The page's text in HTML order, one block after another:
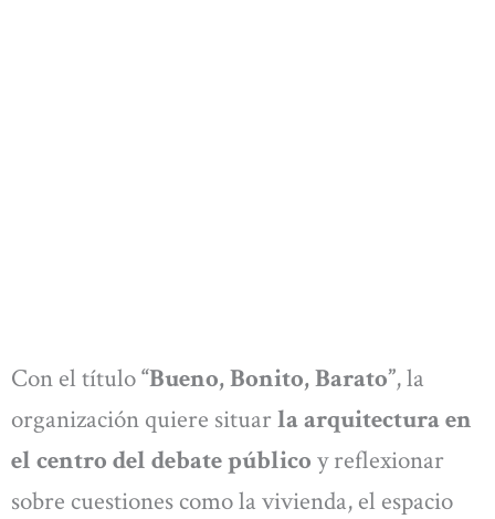
Con el título“Bueno, Bonito, Barato”, la
organización quiere situarla arquitectura en
el centro del debate público y reflexionar
sobre cuestiones como la vivienda, el espacio